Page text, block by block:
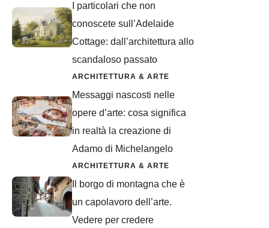
I particolari che non
conoscete sull’Adelaide
Cottage: dall’architettura allo
scandaloso passato
ARCHITETTURA & ARTE
Messaggi nascosti nelle
opere d’arte: cosa significa
in realtà la creazione di
Adamo di Michelangelo
ARCHITETTURA & ARTE
Il borgo di montagna che è
un capolavoro dell’arte.
Vedere per credere